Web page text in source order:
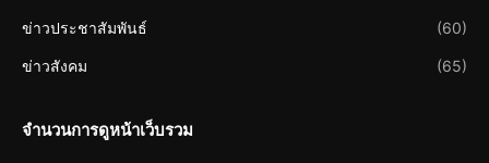
ข่าวประชาสัมพันธ์ (60)
ข่าวสังคม (65)
จำนวนการดูหน้าเว็บรวม